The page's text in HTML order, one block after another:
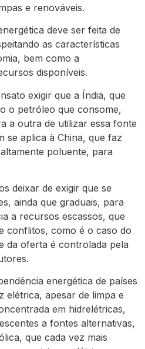
e renováveis.
deve ser feita de
as características
bem como a
disponíveis.
exigir que a Índia, que
o petróleo que consome,
a outra de utilizar essa fonte
se aplica à China, que faz
poluente, para
deixar de exigir que se
ainda que graduais, para
a recursos escassos, que
conflitos, como é o caso do
da oferta é controlada pela
energética de países
elétrica, apesar de limpa e
em hidrelétricas,
a fontes alternativas,
que cada vez mais